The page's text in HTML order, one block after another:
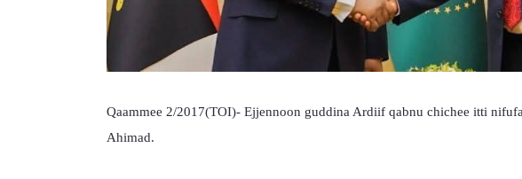
Qaammee 2/2017(TOI)- Ejjennoon guddina Ardiif qabnu chichee itti
Ahimad.